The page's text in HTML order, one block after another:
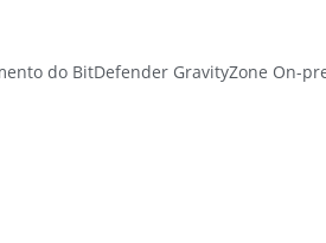
do BitDefender GravityZone On-